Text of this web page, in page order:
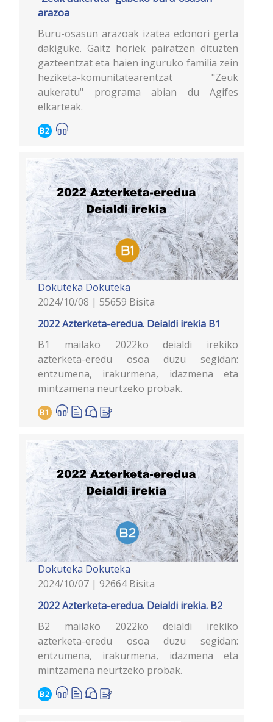
arazoa
Buru-osasun arazoak izatea edonori gerta
dakiguke. Gaitz horiek pairatzen dituzten
gazteentzat eta haien inguruko familia zein
heziketa-komunitatearentzat "Zeuk
aukeratu" programa abian du Agifes
elkarteak.
B2
Dokuteka Dokuteka
2024/10/08 | 55659 Bisita
2022 Azterketa-eredua. Deialdi irekia B1
B1 mailako 2022ko deialdi irekiko
azterketa-eredu osoa duzu segidan:
entzumena, irakurmena, idazmena eta
mintzamena neurtzeko probak.
B1
Dokuteka Dokuteka
2024/10/07 | 92664 Bisita
2022 Azterketa-eredua. Deialdi irekia. B2
B2 mailako 2022ko deialdi irekiko
azterketa-eredu osoa duzu segidan:
entzumena, irakurmena, idazmena eta
mintzamena neurtzeko probak.
B2